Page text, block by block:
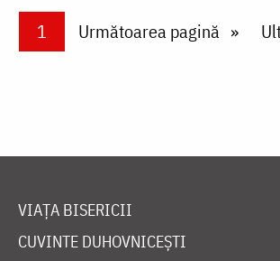
PaginareCurrent page
1 Next page
Următoarea pagină
VIAȚA BISERICII
CUVINTE DUHOVNICEȘTI